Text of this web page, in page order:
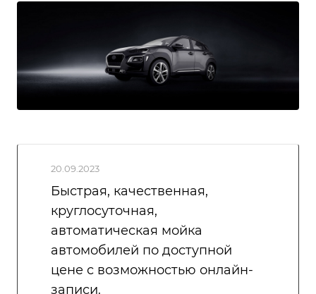
20.09.2023
Быстрая, качественная,
круглосуточная,
автоматическая мойка
автомобилей по доступной
цене с возможностью онлайн-
записи.